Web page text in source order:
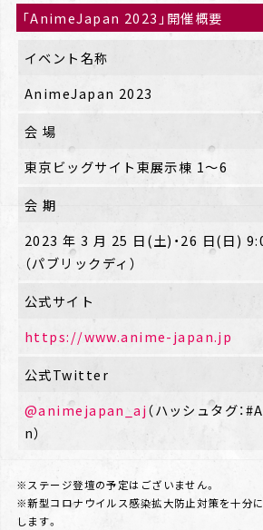
「AnimeJapan 2023」開催概要
イベント名称
AnimeJapan 2023
会 場
東京ビッグサイト東展示棟 1〜6
会 期
2023 年 3 月 25 日(土)・26 日(日)
（パブリックディ）
公式サイト
https://www.anime-japan.jp
公式Twitter
@animejapan_aj（ハッシュタグ：
n）
※ステージ登壇の予定はございません。
※新型コロナウイルス感染拡大防止対策を十分
します。